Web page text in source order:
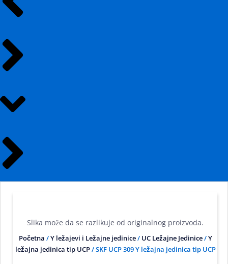
Slika može da se razlikuje od originalnog proizvoda.
Početna /Y ležajevi i Ležajne jedinice/ UC Ležajne Jedinice/Y
ležajna jedinica tip UCP/ SKF UCP 309 Y ležajna jedinica tip UCP